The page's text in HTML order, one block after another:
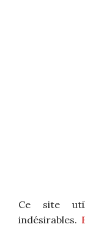
Ce site
indésirables.